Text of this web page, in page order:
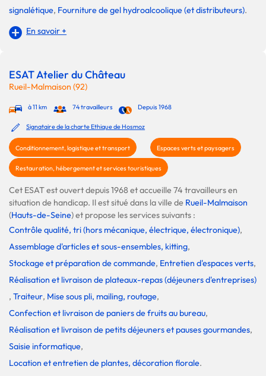
signalétique, Fourniture de gel hydroalcoolique (et distributeurs).
En savoir +
ESAT Atelier du Château
Rueil-Malmaison (92)
à 11 km 74 travailleurs Depuis 1968
Signataire de la charte Ethique de Hosmoz
Conditionnement, logistique et transport Espaces verts et paysagers
Restauration, hébergement et services touristiques
Cet ESAT est ouvert depuis 1968 et accueille 74 travailleurs en
situation de handicap. Il est situé dans la ville de Rueil-Malmaison
(Hauts-de-Seine) et propose les services suivants :
Contrôle qualité, tri (hors mécanique, électrique, électronique),
Assemblage d'articles et sous-ensembles, kitting,
Stockage et préparation de commande, Entretien d'espaces verts,
Réalisation et livraison de plateaux-repas (déjeuners d'entreprises)
, Traiteur, Mise sous pli, mailing, routage,
Confection et livraison de paniers de fruits au bureau,
Réalisation et livraison de petits déjeuners et pauses gourmandes,
Saisie informatique,
Location et entretien de plantes, décoration florale.